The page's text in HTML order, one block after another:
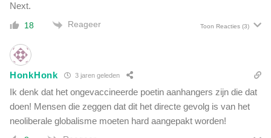
Next.
18 Reageer Toon Reacties (3)
HonkHonk 3 jaren geleden
Ik denk dat het ongevaccineerde poetin aanhangers zijn die dat
doen! Mensen die zeggen dat dit het directe gevolg is van het
neoliberale globalisme moeten hard aangepakt worden!